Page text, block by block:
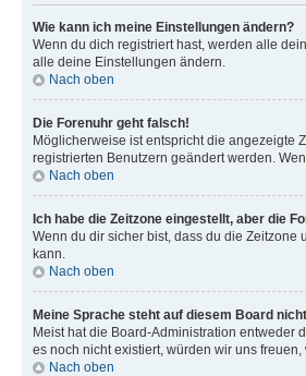
Wie kann ich meine Einstellungen ändern?
Wenn du dich registriert hast, werden alle
alle deine Einstellungen ändern.
Nach oben
Die Forenuhr geht falsch!
Möglicherweise ist entspricht die angezeigte
registrierten Benutzern geändert werden.
Nach oben
Ich habe die Zeitzone eingestellt, aber die
Wenn du dir sicher bist, dass du die Zeitzone
kann.
Nach oben
Meine Sprache steht auf diesem Board
Meist hat die Board-Administration entweder
es noch nicht existiert, würden wir uns
Nach oben